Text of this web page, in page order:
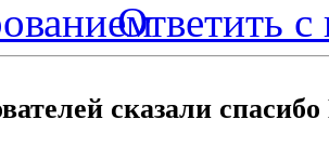
Ответить с
сказали